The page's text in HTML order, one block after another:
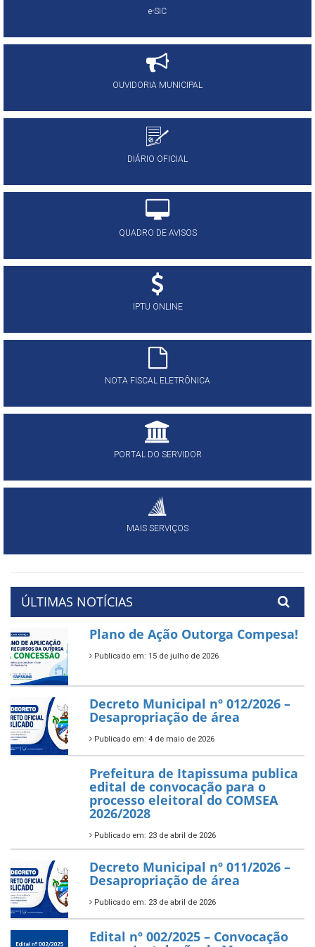
e-SIC
OUVIDORIA MUNICIPAL
DIÁRIO OFICIAL
QUADRO DE AVISOS
IPTU ONLINE
NOTA FISCAL ELETRÔNICA
PORTAL DO SERVIDOR
MAIS SERVIÇOS
ÚLTIMAS NOTÍCIAS
Plano de Ação Outorga Compesa!
Publicado em: 15 de julho de 2026
Decreto Municipal nº 012/2026 –
Desapropriação de área
Publicado em: 4 de maio de 2026
Prefeitura de Itapissuma publica
edital de convocação para o
processo eleitoral do COMSEA
2026/2028
Publicado em: 23 de abril de 2026
Decreto Municipal nº 011/2026 –
Desapropriação de área
Publicado em: 23 de abril de 2026
Edital nº 002/2025 – Convocação